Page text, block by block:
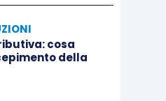
cosa
della